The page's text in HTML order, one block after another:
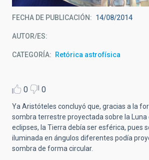
FECHA DE PUBLICACIÓN 14/08/2014
AUTOR/ES
CATEGORÍA Retórica astrofísica
0 0
Ya Aristóteles concluyó que, gracias a la
sombra terrestre proyectada sobre la Luna
eclipses, la Tierra debía ser esférica, pues
iluminada en ángulos diferentes podía
sombra de forma circular.